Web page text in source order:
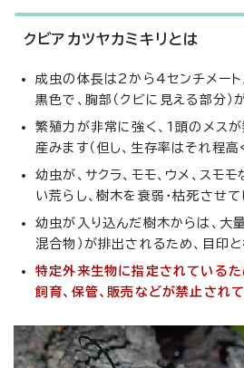
クビアカツヤカミキリとは
成虫の体長は2から4センチメート
黒色で、胸部（クビに見える部分）
繁殖力が非常に強く、1頭のメス
産みます（但し、生存率はそれ程高
幼虫が、サクラ、モモ、ウメ、スモ
い荒らし、樹木を衰弱・枯死させて
幼虫が入り込んだ樹木からは、大
混合物）が排出されるため、目印と
特定外来生物に指定されているた
飼育、保管、販売などが禁止されて